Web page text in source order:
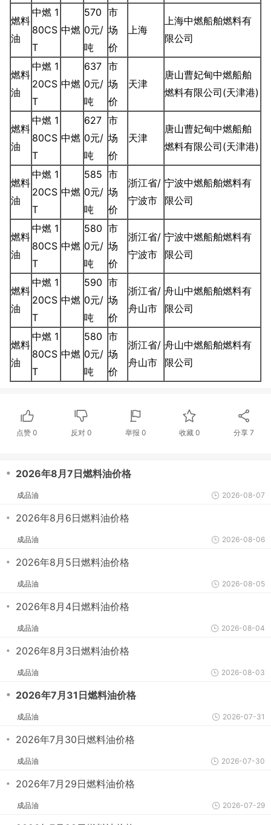
燃料
油
中燃 1
80CS
T
中燃
570
0元/
吨
市
场
价
上海
上海中燃船舶燃料有
限公司
燃料
油
中燃 1
20CS
T
中燃
637
0元/
吨
市
场
价
天津
唐山曹妃甸中燃船舶
燃料有限公司(天津港)
燃料
油
中燃 1
80CS
T
中燃
627
0元/
吨
市
场
价
天津
唐山曹妃甸中燃船舶
燃料有限公司(天津港)
燃料
油
中燃 1
20CS
T
中燃
585
0元/
吨
市
场
价
浙江省/
宁波市
宁波中燃船舶燃料有
限公司
燃料
油
中燃 1
80CS
T
中燃
580
0元/
吨
市
场
价
浙江省/
宁波市
宁波中燃船舶燃料有
限公司
燃料
油
中燃 1
20CS
T
中燃
590
0元/
吨
市
场
价
浙江省/
舟山市
舟山中燃船舶燃料有
限公司
燃料
油
中燃 1
80CS
T
中燃
580
0元/
吨
市
场
价
浙江省/
舟山市
舟山中燃船舶燃料有
限公司
点赞0 反对 0 举报 0 收藏 0 分享7
・ 2026年8月7日燃料油价格
成品油 2026-08-07
・ 2026年8月6日燃料油价格
成品油 2026-08-06
・ 2026年8月5日燃料油价格
成品油 2026-08-05
・ 2026年8月4日燃料油价格
成品油 2026-08-04
・ 2026年8月3日燃料油价格
成品油 2026-08-03
・ 2026年7月31日燃料油价格
成品油 2026-07-31
・ 2026年7月30日燃料油价格
成品油 2026-07-30
・ 2026年7月29日燃料油价格
成品油 2026-07-29